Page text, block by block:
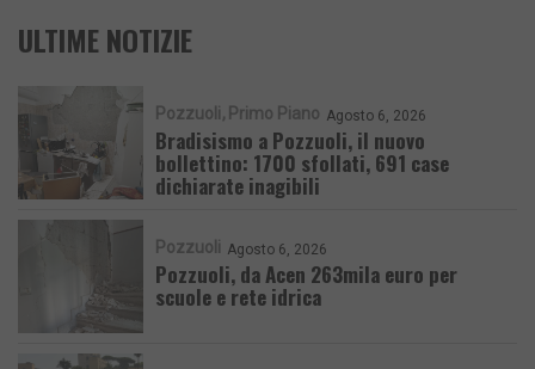
ULTIME NOTIZIE
Pozzuoli Primo Piano Agosto 6, 2026
Bradisismo a Pozzuoli, il nuovo
bollettino: 1700 sfollati, 691 case
dichiarate inagibili
Pozzuoli Agosto 6, 2026
Pozzuoli, da Acen 263mila euro per
scuole e rete idrica